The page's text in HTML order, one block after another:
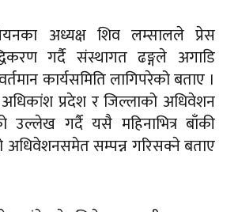
अध्यक्ष शिव लम्सालले प्रेस
गर्दै संस्थागत ढङ्गले अगाडि
कार्यसमिति लागिपरेको बताए ।
प्रदेश र जिल्लाको अधिवेशन
उल्लेख गर्दै यसै महिनाभित्र बाँकी
अधिवेशनसमेत सम्पन्न गरिसक्ने बताए